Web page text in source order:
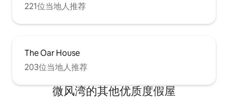
221位当地人推荐
The Oar House
203位当地人推荐
微风湾的其他优质度假屋